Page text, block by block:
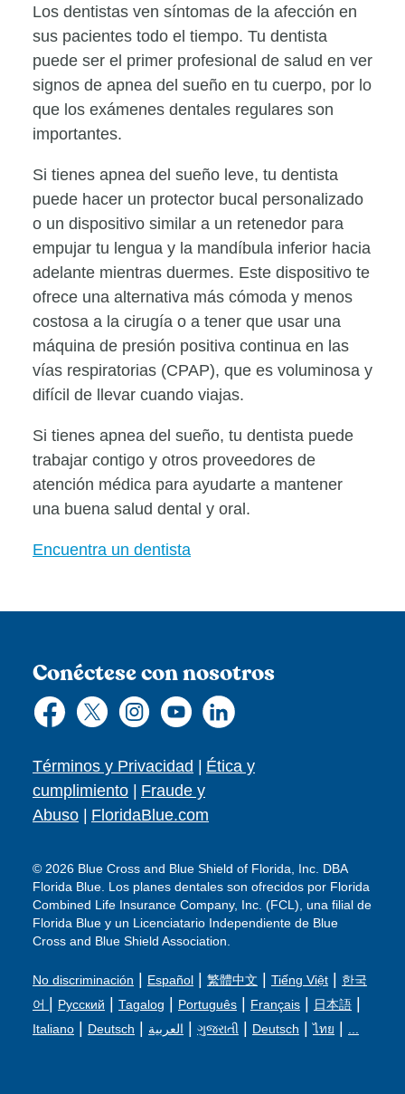
Los dentistas ven síntomas de la afección en
sus pacientes todo el tiempo. Tu dentista
puede ser el primer profesional de salud en ver
signos de apnea del sueño en tu cuerpo, por lo
que los exámenes dentales regulares son
importantes.
Si tienes apnea del sueño leve, tu dentista
puede hacer un protector bucal personalizado
o un dispositivo similar a un retenedor para
empujar tu lengua y la mandíbula inferior hacia
adelante mientras duermes. Este dispositivo te
ofrece una alternativa más cómoda y menos
costosa a la cirugía o a tener que usar una
máquina de presión positiva continua en las
vías respiratorias (CPAP), que es voluminosa y
difícil de llevar cuando viajas.
Si tienes apnea del sueño, tu dentista puede
trabajar contigo y otros proveedores de
atención médica para ayudarte a mantener
una buena salud dental y oral.
Encuentra un dentista
Conéctese con nosotros
Términos y Privacidad | Ética y
cumplimiento | Fraude y
Abuso | FloridaBlue.com
© 2026 Blue Cross and Blue Shield of Florida, Inc. DBA
Florida Blue. Los planes dentales son ofrecidos por Florida
Combined Life Insurance Company, Inc. (FCL), una filial de
Florida Blue y un Licenciatario Independiente de Blue
Cross and Blue Shield Association.
No discriminación | Español | 繁體中文 | Tiếng Việt | 한국
어 | Русский | Tagalog | Português | Français | 日本語 |
Italiano | Deutsch | العربية | ગુજરાતી | Deutsch |ไทย |